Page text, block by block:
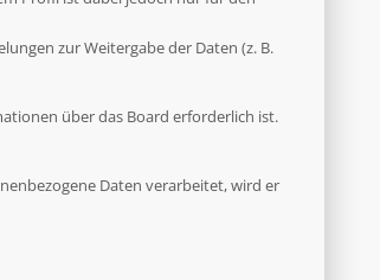
zur Weitergabe der Daten (z. B.
über das Board erforderlich ist.
Daten verarbeitet, wird er